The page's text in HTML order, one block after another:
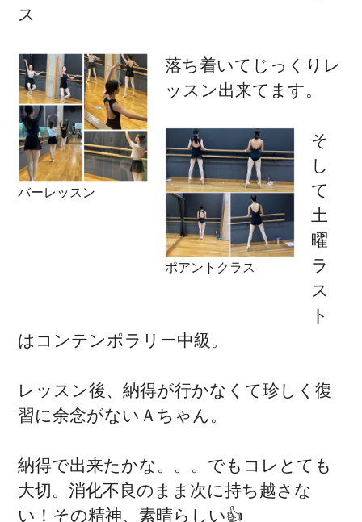
ス
バーレッスン
落ち着いてじっくりレ
ッスン出来てます。
ポアントクラス
そ
し
て
土
曜
ラ
ス
ト
はコンテンポラリー中級。
レッスン後、納得が行かなくて珍しく復
習に余念がないＡちゃん。
納得で出来たかな。。。でもコレとても
大切。消化不良のまま次に持ち越さな
い！その精神、素晴らしい👍